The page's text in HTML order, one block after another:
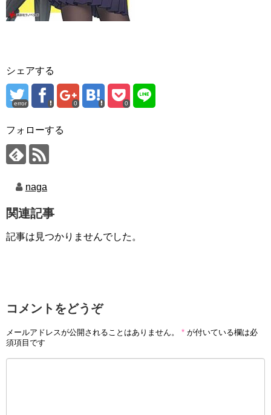
シェアする
error 0 0
フォローする
naga
関連記事
記事は見つかりませんでした。
コメントをどうぞ
メールアドレスが公開されることはありません。 * が付いている欄は必
須項目です